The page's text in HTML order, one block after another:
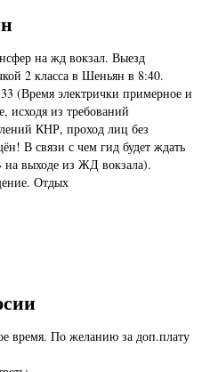
на жд вокзал. Выезд
2 класса в Шеньян в 8:40.
(Время электрички примерное и
исходя из требований
КНР, проход лиц без
В связи с чем гид будет ждать
на выходе из ЖД вокзала).
Отдых
время. По желанию за доп.плату